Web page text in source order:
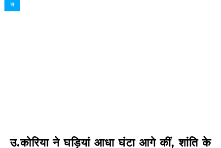
स
उ.कोरिया ने घड़ियां आधा घंटा आगे कीं, शांति के